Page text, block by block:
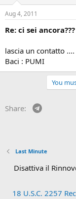
Aug 4, 2011
Re: ci sei ancora???
lascia un contatto ....
Baci : PUMI
You
Share:
Last Minute
Disattiva il
18 U.S.C. 2257